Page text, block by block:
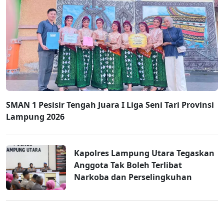
SMAN 1 Pesisir Tengah Juara I Liga Seni Tari Provinsi
Lampung 2026
Kapolres Lampung Utara Tegaskan
Anggota Tak Boleh Terlibat
Narkoba dan Perselingkuhan